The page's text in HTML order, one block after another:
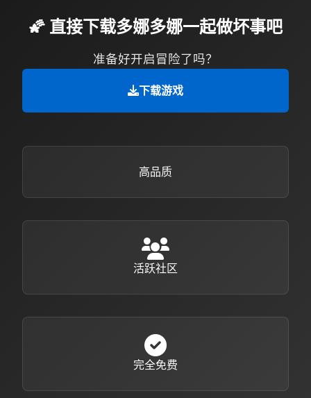
🌠 直接下载多娜多娜一起做坏事吧
准备好开启冒险了吗？
下载游戏
高品质
活跃社区
完全免费